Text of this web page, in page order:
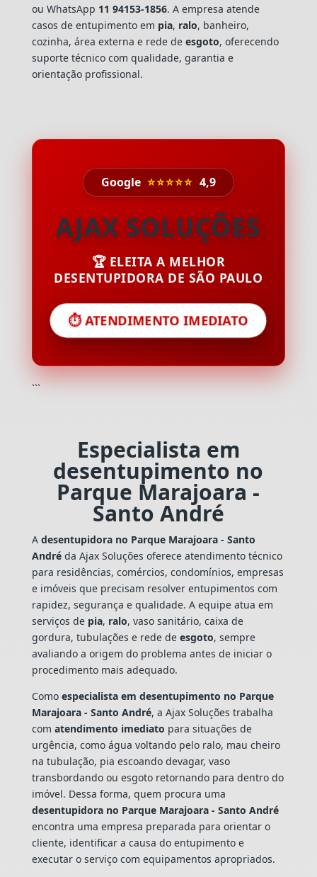
ou WhatsApp 11 94153-1856. A empresa atende
casos de entupimento em pia, ralo, banheiro,
cozinha, área externa e rede de esgoto, oferecendo
suporte técnico com qualidade, garantia e
orientação profissional.
Google ⭐⭐⭐⭐⭐ 4,9
AJAX SOLUÇÕES
🏆 ELEITA A MELHOR
DESENTUPIDORA DE SÃO PAULO
⏱️ ATENDIMENTO IMEDIATO
```
Especialista em
desentupimento no
Parque Marajoara -
Santo André
A desentupidora no Parque Marajoara - Santo
Andréda Ajax Soluções oferece atendimento técnico
para residências, comércios, condomínios, empresas
e imóveis que precisam resolver entupimentos com
rapidez, segurança e qualidade. A equipe atua em
serviços de pia, ralo, vaso sanitário, caixa de
gordura, tubulações e rede de esgoto, sempre
avaliando a origem do problema antes de iniciar o
procedimento mais adequado.
Como especialista em desentupimento no Parque
Marajoara - Santo André, a Ajax Soluções trabalha
com atendimento imediato para situações de
urgência, como água voltando pelo ralo, mau cheiro
na tubulação, pia escoando devagar, vaso
transbordando ou esgoto retornando para dentro do
imóvel. Dessa forma, quem procura uma
desentupidora no Parque Marajoara - Santo André
encontra uma empresa preparada para orientar o
cliente, identificar a causa do entupimento e
executar o serviço com equipamentos apropriados.